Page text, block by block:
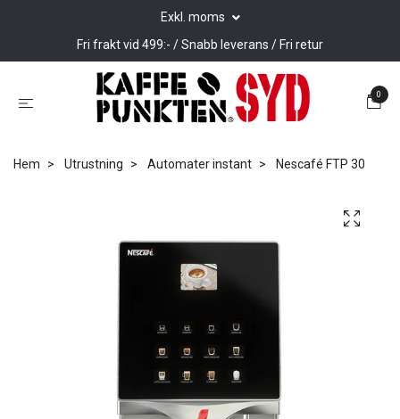
Exkl. moms
Fri frakt vid 499:- / Snabb leverans / Fri retur
0
Hem Utrustning Automater instant Nescafé FTP 30